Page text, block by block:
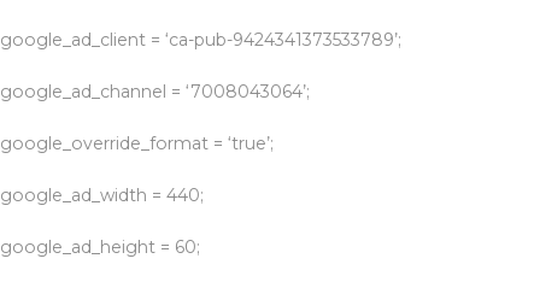
google_ad_client = ‘ca-pub-9424341373533789’;
google_ad_channel = ‘7008043064’;
google_override_format = ‘true’;
google_ad_width = 440;
google_ad_height = 60;